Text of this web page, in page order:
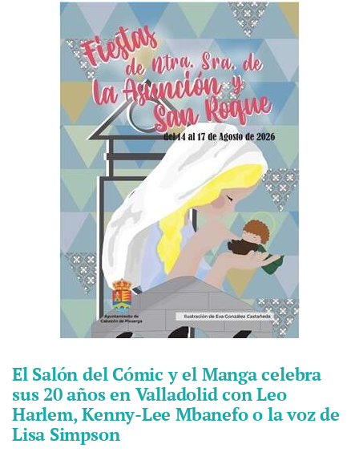
El Salón del Cómic y el Manga celebra
sus 20 años en Valladolid con Leo
Harlem, Kenny-Lee Mbanefo o la voz de
Lisa Simpson